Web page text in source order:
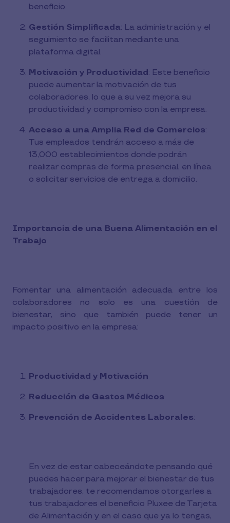
beneficio.
Gestión Simplificada: La administración y el
seguimiento se facilitan mediante una
plataforma digital.
Motivación y Productividad: Este beneficio
puede aumentar la motivación de tus
colaboradores, lo que a su vez mejora su
productividad y compromiso con la empresa.
Acceso a una Amplia Red de Comercios:
Tus empleados tendrán acceso a más de
13,000 establecimientos donde podrán
realizar compras de forma presencial, en línea
o solicitar servicios de entrega a domicilio.
Importancia de una Buena Alimentación en el
Trabajo
Fomentar una alimentación adecuada entre los
colaboradores no solo es una cuestión de
bienestar, sino que también puede tener un
impacto positivo en la empresa:
Productividad y Motivación
Reducción de Gastos Médicos
Prevención de Accidentes Laborales:
En vez de estar cabeceándote pensando qué
puedes hacer para mejorar el bienestar de tus
trabajadores, te recomendamos otorgarles a
tus trabajadores el beneficio Pluxee de Tarjeta
de Alimentación y en el caso que ya lo tengas,